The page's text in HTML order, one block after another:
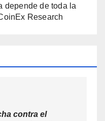
depende de toda la
Research
contra el